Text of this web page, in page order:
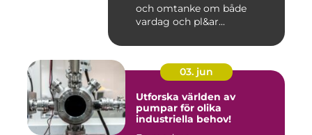
och omtanke om både
vardag och pl&ar...
03. jun
Utforska världen av
pumpar för olika
industriella behov!